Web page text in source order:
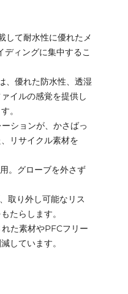
して耐水性に優れたメ
ィングに集中するこ
、優れた防水性、透湿
イルの感覚を提供し
。
ションが、かさばっ
リサイクル素材を
。グローブを外さず
取り外し可能なリス
たらします。
た素材やPFCフリー
しています。